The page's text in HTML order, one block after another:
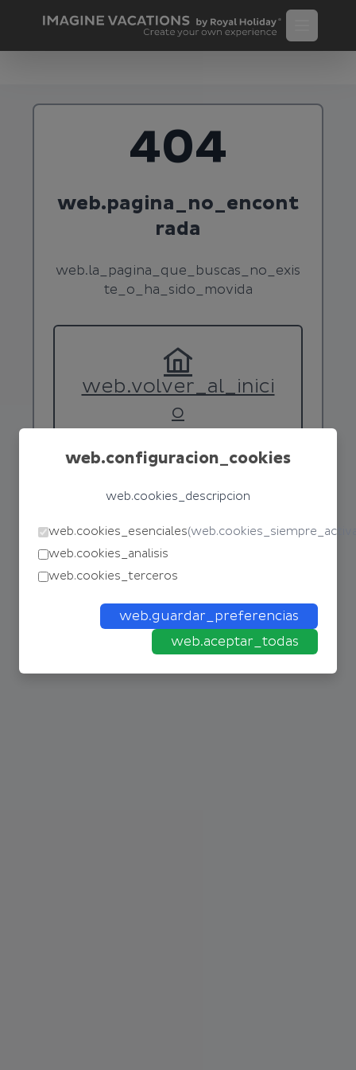
web.configuracion_cookies
web.cookies_descripcion
web.cookies_esenciales(
web.cookies_analisis
web.cookies_terceros
web.guardar_preferencias
web.aceptar_todas
404
web.pagina_no_encont
rada
web.la_pagina_que_buscas_no_exis
te_o_ha_sido_movida
web.volver_al_inici
o